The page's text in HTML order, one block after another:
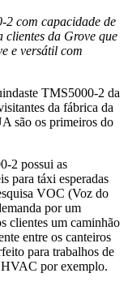
2 com capacidade de
clientes da Grove que
e versátil com
TMS5000-2 da
da fábrica da
são os primeiros do
2 possui as
para táxi esperadas
VOC (Voz do
por um
clientes um caminhão
entre os canteiros
para trabalhos de
HVAC por exemplo.